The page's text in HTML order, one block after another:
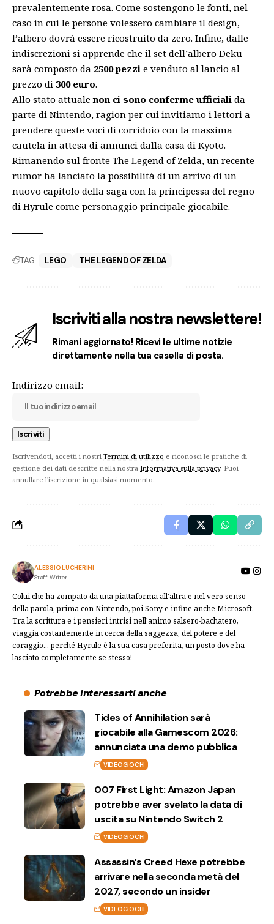
prevalentemente rosa. Come sostengono le fonti, nel
caso in cui le persone volessero cambiare il design,
l’albero dovrà essere ricostruito da zero. Infine, dalle
indiscrezioni si apprende che il set dell’albero Deku
sarà composto da 2500 pezzi e venduto al lancio al
prezzo di 300 euro.
Allo stato attualenon ci sono conferme ufficiali da
parte di Nintendo, ragion per cui invitiamo i lettori a
prendere queste voci di corridoio con la massima
cautela in attesa di annunci dalla casa di Kyoto.
Rimanendo sul fronte The Legend of Zelda, un recente
rumor ha lanciato la possibilità di un arrivo di un
nuovo capitolo della saga con la principessa del regno
di Hyrule come personaggio principale giocabile.
TAG: LEGO THE LEGEND OF ZELDA
Iscriviti alla nostra newslettere!
Rimani aggiornato! Ricevi le ultime notizie
direttamente nella tua casella di posta.
Indirizzo email:
Iscrivendoti, accetti i nostri Termini di utilizzo e riconosci le pratiche di
gestione dei dati descritte nella nostra Informativa sulla privacy. Puoi
annullare l'iscrizione in qualsiasi momento.
ALESSIO LUCHERINI
Staff Writer
Colui che ha zompato da una piattaforma all'altra e nel vero senso
della parola, prima con Nintendo, poi Sony e infine anche Microsoft.
Tra la scrittura e i pensieri intrisi nell'animo salsero-bachatero,
viaggia costantemente in cerca della saggezza, del potere e del
coraggio... perché Hyrule è la sua casa preferita, un posto dove ha
lasciato completamente se stesso!
Potrebbe interessarti anche
Tides of Annihilation sarà
giocabile alla Gamescom 2026:
annunciata una demo pubblica
VIDEOGIOCHI
007 First Light: Amazon Japan
potrebbe aver svelato la data di
uscita su Nintendo Switch 2
VIDEOGIOCHI
Assassin’s Creed Hexe potrebbe
arrivare nella seconda metà del
2027, secondo un insider
VIDEOGIOCHI